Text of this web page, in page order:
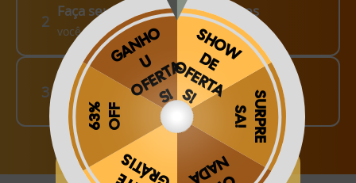
2
Faça seu pedido em até 3 meses
você escolhe como fazer!
3
Finalize o seu Pedido!
pague o Frete e receba em sua casa
Obrigado por se cadastrar na